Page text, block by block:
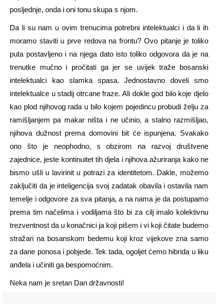
posljednje, onda i oni tonu skupa s njom.
Da li su nam u ovim trenucima potrebni intelektualci i da li ih
moramo staviti u prve redova na frontu? Ovo pitanje je toliko
puta postavljeno i na njega dato isto toliko odgovora da je na
trenutke mučno i pročitati ga jer se uvijek traže bosanski
intelektualci kao slamka spasa. Jednostavno doveli smo
intelektualce u stadij otrcane fraze. Ali dokle god bilo koje djelo
kao plod njihovog rada u bilo kojem pojedincu probudi želju za
ramišljanjem pa makar ništa i ne učinio, a stalno razmišljao,
njihova dužnost prema domovini bit će ispunjena. Svakako
ono što je neophodno, s obzirom na razvoj društvene
zajednice, jeste kontinuitet tih djela i njihova ažuriranja kako ne
bismo ušli u lavirinit u potrazi za identitetom. Dakle, možemo
zaključiti da je inteligencija svoj zadatak obavila i ostavila nam
temelje i odgovore za sva pitanja, a na nama je da postupamo
prema tim načelima i vodiljama što bi za cilj imalo kolektivnu
trezventnost da u konačnici ja koji pišem i vi koji čitate budemo
stražari na bosanskom bedemu koji kroz vijekove zna samo
za dane ponosa i pobjede. Tek tada, ogoljet ćemo hibrida u liku
anđela i učiniti ga bespomoćnim.
Neka nam je sretan Dan državnosti!